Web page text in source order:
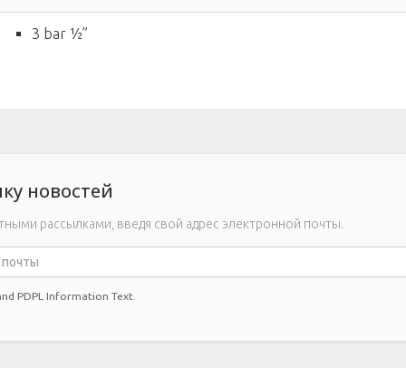
3 bar ½”
новостей
рассылками, введя свой адрес электронной почты.
PDPL Information Text